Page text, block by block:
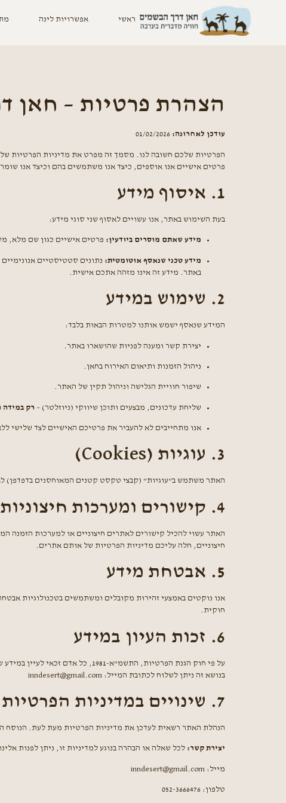
ראשי אפשרויות לינה
הצהרת פרטיות – חאן
עודכן לאחרונה:
הפרטיות שלכם חשובה לנו. מסמך זה מפרט את מדיניות הפרטיות של
פרטים אישיים אנו אוספים, כיצד אנו משתמשים בהם וכיצד אנו
1. איסוף מידע
בעת השימוש באתר, אנו עשויים לאסוף שני סוגי מידע:
מידע שאתם מוסרים ביודעין: פרטים אישיים כגון שם מלא,
מידע טכני שנאסף אוטומטית:
באתר. מידע זה אינו מזהה אתכם אישית.
2. שימוש במידע
המידע שנאסף ישמש אותנו למטרות הבאות בלבד:
יצירת קשר ומענה לפניות שהושארו באתר.
ניהול הזמנות ותיאום האירוח בחאן.
שיפור חוויית הגלישה וניהול תקין של האתר.
שליחת עדכונים, מבצעים ותוכן שיווקי (ניוזלטר) – רק
אנו מתחייבים לא להעביר את פרטיכם האישיים לצד
3. עוגיות (Cookies)
האתר משתמש ב"עוגיות" (קבצי טקסט קטנים המאוחסנים בדפדפן)
4. קישורים ומערכות חיצוניות
האתר עשוי להכיל קישורים לאתרים חיצוניים או למערכות הזמנה
חיצוניים, חלה עליכם מדיניות הפרטיות של אותם אתרים.
5. אבטחת מידע
אנו נוקטים באמצעי זהירות מקובלים ומשתמשים בטכנולוגיות
חוקית.
6. זכות העיון במידע
על פי חוק הגנת הפרטיות,
בנושא זה ניתן לשלוח לכתובת המייל: inndesert@gmail.com
7. שינויים במדיניות הפרטיות
הנהלת האתר רשאית לעדכן את מדיניות הפרטיות מעת לעת. הנוסח
יצירת קשר: לכל שאלה או הבהרה בנוגע למדיניות זו, ניתן לפנות
מייל: inndesert@gmail.com
טלפון: 052-3666476